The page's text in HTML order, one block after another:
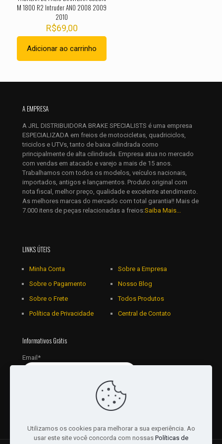
mail*
Salvar meus dados neste navegador para a próxima vez que
eu comentar.
M 1800 R2 Intruder ANO 2008 2009
2010
R$69,00
Adicionar ao carrinho
A EMPRESA
A JRL DISTRIBUIDORA BRAKE SPECIALISTS é uma empresa
ESPECIALIZADA em freios de motocicletas, quadriciclos,
triciclos e UTVs, tanto de baixa cilindrada como
principalmente de alta cilindrada. Empresa atua no mercado
com vendas em atacado e varejo a mais de 15 anos.
Trabalhamos com todos os modelos, veículos nacionais,
importados, antigos e lançamentos. Produto original com
nota fiscal, melhor preço, qualidade e excelente atendimento.
As melhores marcas do mercado com total garantia!! Mais de
7.000 itens de peças relacionadas a freios:Saiba Mais...
LINKS ÚTEIS
Minha Conta
Sobre o Pagamento
Sobre o Frete
Política de Privacidade
Sobre a Empresa
Nosso Blog
Todos Produtos
Central de Contato
Informativos Grátis
Email*
Utilizamos os cookies para melhorar a sua experiência. Ao
usar este site você concorda com nossas Políticas de